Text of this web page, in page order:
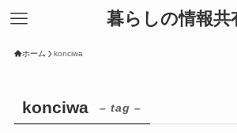
暮らしの情報共
ホーム konciwa
konciwa – tag –